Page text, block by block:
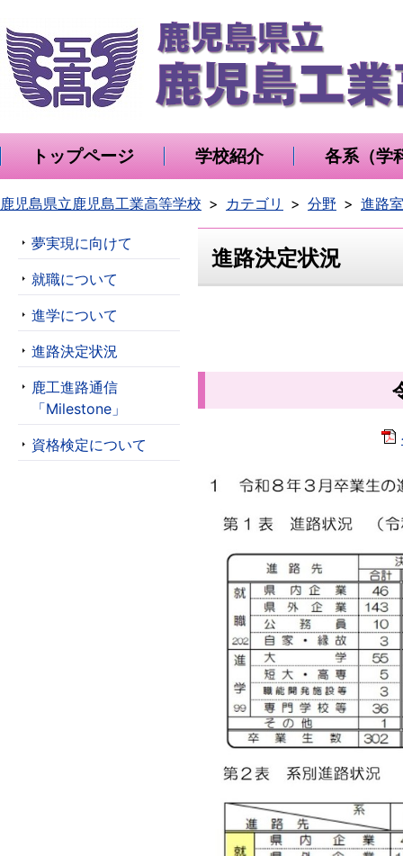
トップページ 学校紹介 各系（学
鹿児島県立鹿児島工業高等学校 カテゴリ 分野 進路
進路決定状況
夢実現に向けて
就職について
進学について
進路決定状況
鹿工進路通信
「Milestone」
資格検定について